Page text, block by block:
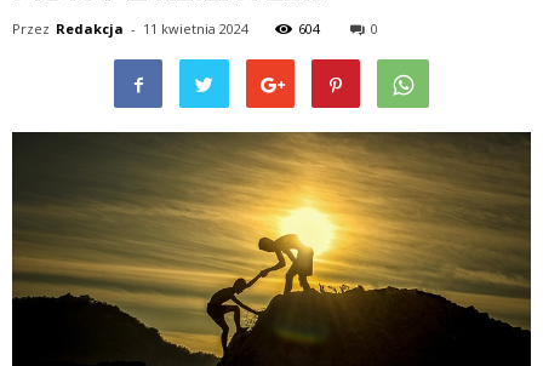
Przez Redakcja - 11 kwietnia 2024 604 0